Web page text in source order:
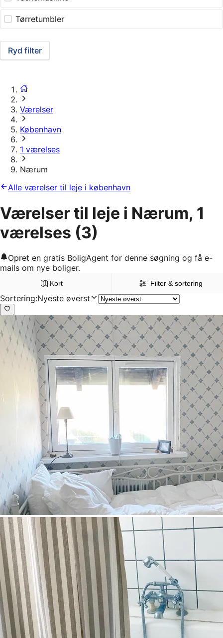
Tørretumbler
Ryd filter
Værelser
København
1 værelses
Nærum
Alle værelser til leje i københavn
Værelser til leje i Nærum, 1
værelses (3)
Opret en gratis BoligAgent for denne søgning og få e-
mails om nye boliger.
Kort Filter & sortering
Sortering:Nyeste øverst